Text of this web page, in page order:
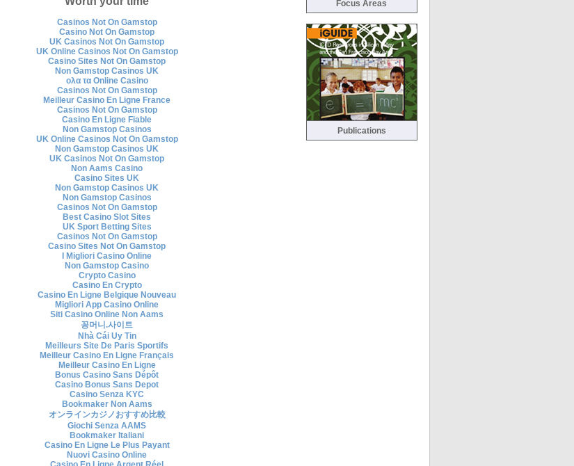
Casinos Not On Gamstop
Casino Not On Gamstop
UK Casinos Not On Gamstop
UK Online Casinos Not On Gamstop
Casino Sites Not On Gamstop
Non Gamstop Casinos UK
ολα τα Online Casino
Casinos Not On Gamstop
Meilleur Casino En Ligne France
Casinos Not On Gamstop
Casino En Ligne Fiable
Non Gamstop Casinos
UK Online Casinos Not On Gamstop
Non Gamstop Casinos UK
UK Casinos Not On Gamstop
Non Aams Casino
Casino Sites UK
Non Gamstop Casinos UK
Non Gamstop Casinos
Casinos Not On Gamstop
Best Casino Slot Sites
UK Sport Betting Sites
Casinos Not On Gamstop
Casino Sites Not On Gamstop
I Migliori Casino Online
Non Gamstop Casino
Crypto Casino
Casino En Crypto
Casino En Ligne Belgique Nouveau
Migliori App Casino Online
Siti Casino Online Non Aams
꽁머니.사이트
Nhà Cái Uy Tin
Meilleurs Site De Paris Sportifs
Meilleur Casino En Ligne Français
Meilleur Casino En Ligne
Bonus Casino Sans Dépôt
Casino Bonus Sans Depot
Casino Senza KYC
Bookmaker Non Aams
オンラインカジノおすすめ比較
Giochi Senza AAMS
Bookmaker Italiani
Casino En Ligne Le Plus Payant
Nuovi Casino Online
Focus Areas
Publications